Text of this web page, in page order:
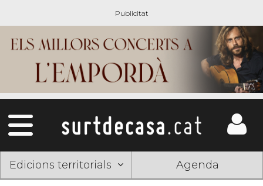
Edicions territorials Agenda